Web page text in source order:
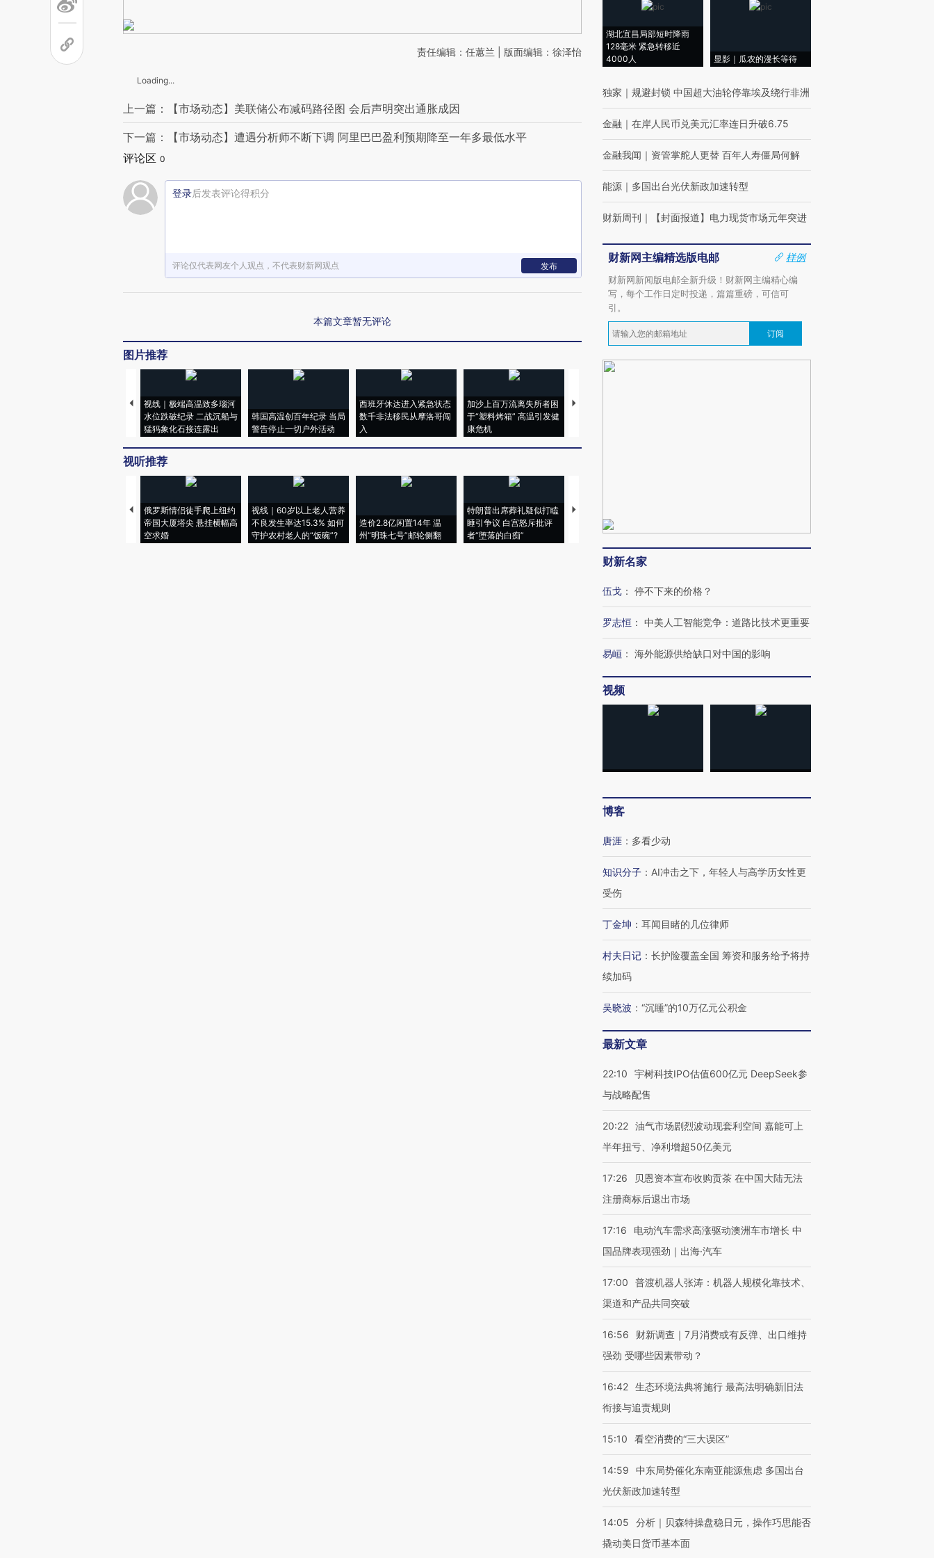
责任编辑：任蕙兰 | 版面编辑：徐泽怡
Loading...
上一篇：【市场动态】美联储公布减码路径图 会后声明突出通胀成因
下一篇：【市场动态】遭遇分析师不断下调 阿里巴巴盈利预期降至一年多最低水平
评论区 0
登录后发表评论得积分
评论仅代表网友个人观点，不代表财新网观点 发布
本篇文章暂无评论
图片推荐
视线｜极端高温致多瑙河
水位跌破纪录 二战沉船与
猛犸象化石接连露出
韩国高温创百年纪录 当局
警告停止一切户外活动
西班牙休达进入紧急状态
数千非法移民从摩洛哥闯
入
加沙上百万流离失所者困
于“塑料烤箱” 高温引发健
康危机
视线｜HYROX的吸金
视听推荐
俄罗斯情侣徒手爬上纽约
帝国大厦塔尖 悬挂横幅高
空求婚
视线｜60岁以上老人营养
不良发生率达15.3% 如何
守护农村老人的“饭碗”?
造价2.8亿闲置14年 温
州“明珠七号”邮轮侧翻
特朗普出席葬礼疑似打瞌
睡引争议 白宫怒斥批评
者“堕落的白痴”
视线｜全球最热百城独占
97个 印度如何熬过48°C
阿根廷3-0阿尔及利亚
兹奖得主的“非天才”拼图
湖北宜昌局部短时降雨
128毫米 紧急转移近
4000人
显影｜瓜农的漫长等待
独家 ｜ 规避封锁 中国超大油轮停靠埃及绕行非洲
金融 ｜ 在岸人民币兑美元汇率连日升破6.75
金融我闻 ｜ 资管掌舵人更替 百年人寿僵局何解
能源 ｜ 多国出台光伏新政加速转型
财新周刊 ｜ 【封面报道】电力现货市场元年突进
财新网主编精选版电邮
样例
财新网新闻版电邮全新升级！财新网主编精心编
写，每个工作日定时投递，篇篇重磅，可信可
引。
订阅
财新名家
伍戈 ： 停不下来的价格？
罗志恒 ： 中美人工智能竞争：道路比技术更重要
易峘 ： 海外能源供给缺口对中国的影响
视频
博客
唐涯 ： 多看少动
知识分子 ： AI冲击之下，年轻人与高学历女性更
受伤
丁金坤 ： 耳闻目睹的几位律师
村夫日记 ： 长护险覆盖全国 筹资和服务给予将持
续加码
吴晓波 ： “沉睡”的10万亿元公积金
最新文章
22:10
宇树科技IPO估值600亿元 DeepSeek参
与战略配售
20:22 油气市场剧烈波动现套利空间 嘉能可上
半年扭亏、净利增超50亿美元
17:26
贝恩资本宣布收购贡茶 在中国大陆无法
注册商标后退出市场
17:16
电动汽车需求高涨驱动澳洲车市增长 中
国品牌表现强劲｜出海·汽车
17:00
普渡机器人张涛：机器人规模化靠技术、
渠道和产品共同突破
16:56
财新调查｜7月消费或有反弹、出口维持
强劲 受哪些因素带动？
16:42 生态环境法典将施行 最高法明确新旧法
衔接与追责规则
15:10 看空消费的“三大误区”
14:59
中东局势催化东南亚能源焦虑 多国出台
光伏新政加速转型
14:05
分析｜贝森特操盘稳日元，操作巧思能否
撬动美日货币基本面